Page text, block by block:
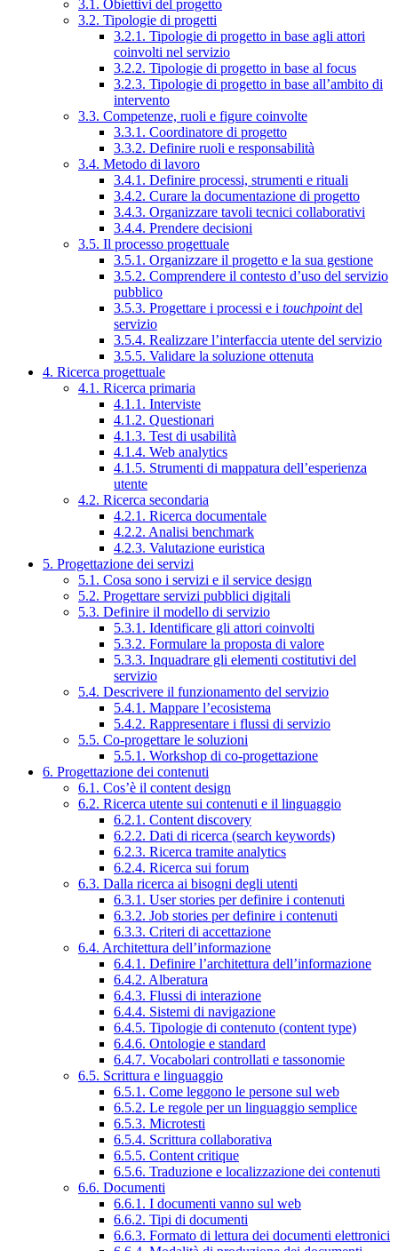
3.1. Obiettivi del progetto
3.2. Tipologie di progetti
3.2.1. Tipologie di progetto in base agli attori
coinvolti nel servizio
3.2.2. Tipologie di progetto in base al focus
3.2.3. Tipologie di progetto in base all’ambito di
intervento
3.3. Competenze, ruoli e figure coinvolte
3.3.1. Coordinatore di progetto
3.3.2. Definire ruoli e responsabilità
3.4. Metodo di lavoro
3.4.1. Definire processi, strumenti e rituali
3.4.2. Curare la documentazione di progetto
3.4.3. Organizzare tavoli tecnici collaborativi
3.4.4. Prendere decisioni
3.5. Il processo progettuale
3.5.1. Organizzare il progetto e la sua gestione
3.5.2. Comprendere il contesto d’uso del servizio
pubblico
3.5.3. Progettare i processi e i touchpointdel
servizio
3.5.4. Realizzare l’interfaccia utente del servizio
3.5.5. Validare la soluzione ottenuta
4. Ricerca progettuale
4.1. Ricerca primaria
4.1.1. Interviste
4.1.2. Questionari
4.1.3. Test di usabilità
4.1.4. Web analytics
4.1.5. Strumenti di mappatura dell’esperienza
utente
4.2. Ricerca secondaria
4.2.1. Ricerca documentale
4.2.2. Analisi benchmark
4.2.3. Valutazione euristica
5. Progettazione dei servizi
5.1. Cosa sono i servizi e il service design
5.2. Progettare servizi pubblici digitali
5.3. Definire il modello di servizio
5.3.1. Identificare gli attori coinvolti
5.3.2. Formulare la proposta di valore
5.3.3. Inquadrare gli elementi costitutivi del
servizio
5.4. Descrivere il funzionamento del servizio
5.4.1. Mappare l’ecosistema
5.4.2. Rappresentare i flussi di servizio
5.5. Co-progettare le soluzioni
5.5.1. Workshop di co-progettazione
6. Progettazione dei contenuti
6.1. Cos’è il content design
6.2. Ricerca utente sui contenuti e il linguaggio
6.2.1. Content discovery
6.2.2. Dati di ricerca (search keywords)
6.2.3. Ricerca tramite analytics
6.2.4. Ricerca sui forum
6.3. Dalla ricerca ai bisogni degli utenti
6.3.1. User stories per definire i contenuti
6.3.2. Job stories per definire i contenuti
6.3.3. Criteri di accettazione
6.4. Architettura dell’informazione
6.4.1. Definire l’architettura dell’informazione
6.4.2. Alberatura
6.4.3. Flussi di interazione
6.4.4. Sistemi di navigazione
6.4.5. Tipologie di contenuto (content type)
6.4.6. Ontologie e standard
6.4.7. Vocabolari controllati e tassonomie
6.5. Scrittura e linguaggio
6.5.1. Come leggono le persone sul web
6.5.2. Le regole per un linguaggio semplice
6.5.3. Microtesti
6.5.4. Scrittura collaborativa
6.5.5. Content critique
6.5.6. Traduzione e localizzazione dei contenuti
6.6. Documenti
6.6.1. I documenti vanno sul web
6.6.2. Tipi di documenti
6.6.3. Formato di lettura dei documenti elettronici